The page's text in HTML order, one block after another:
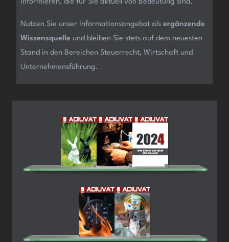
informieren, die für Sie aktuell von Bedeutung sind.
Nutzen Sie unser Informationsangebot als ergänzende
Wissensquelle und bleiben Sie stets auf dem neuesten
Stand in den Bereichen Steuerrecht, Wirtschaft und
Unternehmensführung.